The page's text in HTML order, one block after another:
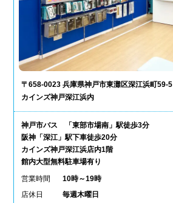
〒658-0023 兵庫県神戸市東灘区深江浜町59-5
カインズ神戸深江浜内
神戸市バス 「東部市場南」駅徒歩3分
阪神「深江」駅下車徒歩20分
カインズ神戸深江浜店内1階
館内大型無料駐車場有り
営業時間
10時～19時
店休日
毎週木曜日